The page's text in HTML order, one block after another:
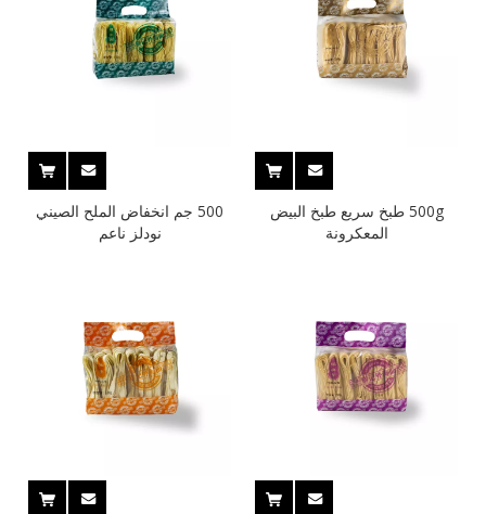
500g طبخ سريع طبخ البيض
المعكرونة
500 جم انخفاض الملح الصيني
نودلز ناعم